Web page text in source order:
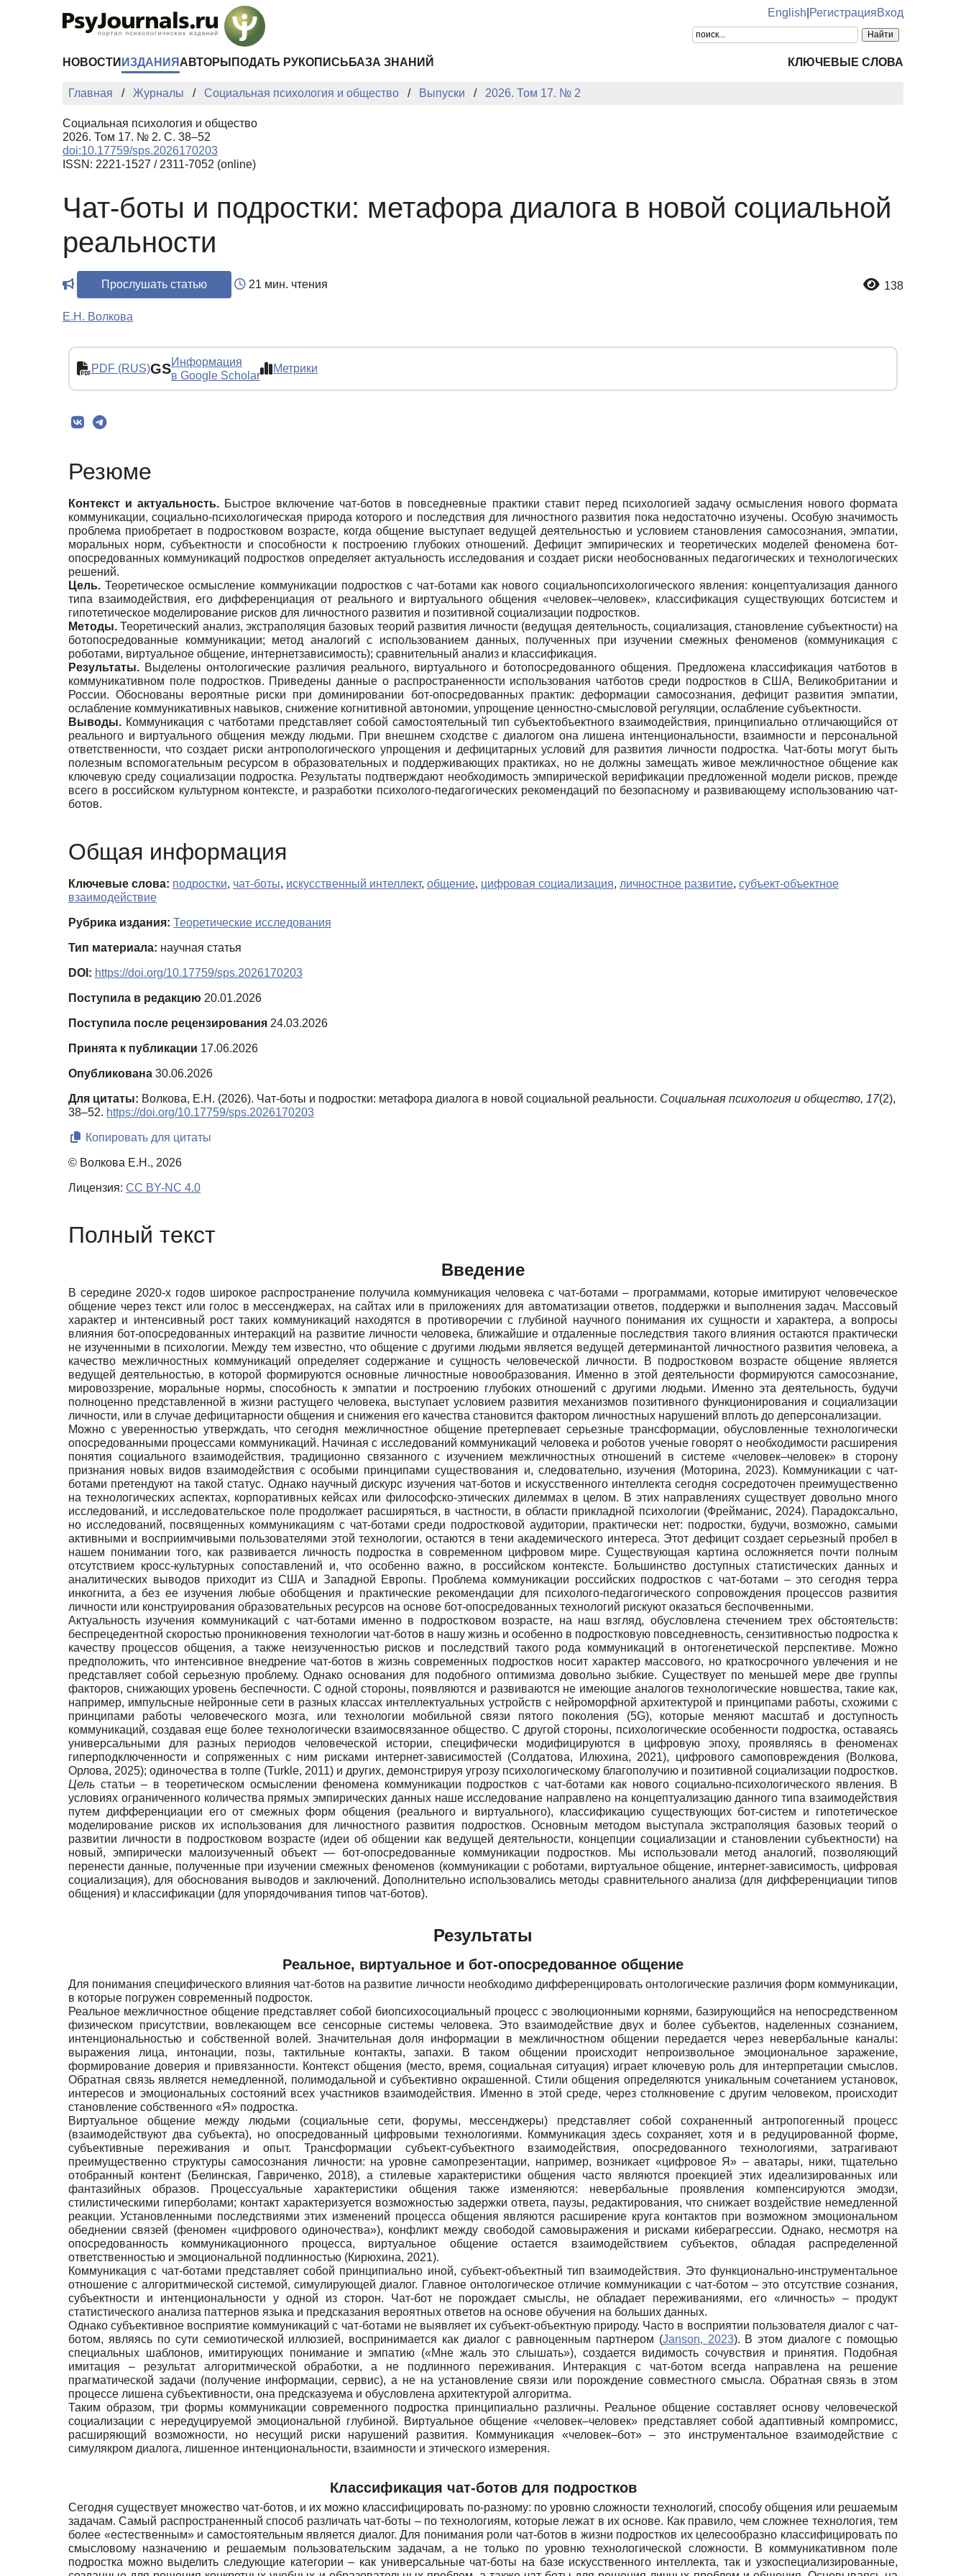
English РегистрацияВход
НОВОСТИ ИЗДАНИЯ АВТОРЫ ПОДАТЬ РУКОПИСЬ БАЗА ЗНАНИЙ КЛЮЧЕВЫЕ СЛОВА
Главная Журналы Социальная психология и общество Выпуски 2026. Том 17. № 2
Социальная психология и общество
2026. Том 17. № 2. С. 38–52
doi:10.17759/sps.2026170203
ISSN: 2221-1527 / 2311-7052 (online)
Чат-боты и подростки: метафора диалога в новой социальной
реальности
Прослушать статью 21 мин. чтения 138
Е.Н. Волкова
PDF (RUS)GSИнформация
в Google Scholar
Метрики
Резюме
Контекст и актуальность. Быстрое включение чат-ботов в повседневные практики ставит перед психологией задачу осмысления нового формата
коммуникации, социально-психологическая природа которого и последствия для личностного развития пока недостаточно изучены. Особую значимость
проблема приобретает в подростковом возрасте, когда общение выступает ведущей деятельностью и условием становления самосознания, эмпатии,
моральных норм, субъектности и способности к построению глубоких отношений. Дефицит эмпирических и теоретических моделей феномена бот-
опосредованных коммуникаций подростков определяет актуальность исследования и создает риски необоснованных педагогических и технологических
решений.
Цель. Теоретическое осмысление коммуникации подростков с чат-ботами как нового социальнопсихологического явления: концептуализация данного
типа взаимодействия, его дифференциация от реального и виртуального общения «человек–человек», классификация существующих ботсистем и
гипотетическое моделирование рисков для личностного развития и позитивной социализации подростков.
Методы. Теоретический анализ, экстраполяция базовых теорий развития личности (ведущая деятельность, социализация, становление субъектности) на
ботопосредованные коммуникации; метод аналогий с использованием данных, полученных при изучении смежных феноменов (коммуникация с
роботами, виртуальное общение, интернетзависимость); сравнительный анализ и классификация.
Результаты. Выделены онтологические различия реального, виртуального и ботопосредованного общения. Предложена классификация чатботов в
коммуникативном поле подростков. Приведены данные о распространенности использования чатботов среди подростков в США, Великобритании и
России. Обоснованы вероятные риски при доминировании бот-опосредованных практик: деформации самосознания, дефицит развития эмпатии,
ослабление коммуникативных навыков, снижение когнитивной автономии, упрощение ценностно-смысловой регуляции, ослабление субъектности.
Выводы. Коммуникация с чатботами представляет собой самостоятельный тип субъектобъектного взаимодействия, принципиально отличающийся от
реального и виртуального общения между людьми. При внешнем сходстве с диалогом она лишена интенциональности, взаимности и персональной
ответственности, что создает риски антропологического упрощения и дефицитарных условий для развития личности подростка. Чат-боты могут быть
полезным вспомогательным ресурсом в образовательных и поддерживающих практиках, но не должны замещать живое межличностное общение как
ключевую среду социализации подростка. Результаты подтверждают необходимость эмпирической верификации предложенной модели рисков, прежде
всего в российском культурном контексте, и разработки психолого-педагогических рекомендаций по безопасному и развивающему использованию чат-
ботов.
Общая информация
Ключевые слова: подростки, чат-боты, искусственный интеллект, общение, цифровая социализация, личностное развитие, субъект-объектное
взаимодействие
Рубрика издания: Теоретические исследования
Тип материала: научная статья
DOI: https://doi.org/10.17759/sps.2026170203
Поступила в редакцию 20.01.2026
Поступила после рецензирования 24.03.2026
Принята к публикации 17.06.2026
Опубликована 30.06.2026
Для цитаты: Волкова, Е.Н. (2026). Чат-боты и подростки: метафора диалога в новой социальной реальности. Социальная психология и общество, 17(2),
38–52. https://doi.org/10.17759/sps.2026170203
Копировать для цитаты
© Волкова Е.Н., 2026
Лицензия: CC BY-NC 4.0
Полный текст
Введение
В середине 2020-х годов широкое распространение получила коммуникация человека с чат-ботами – программами, которые имитируют человеческое
общение через текст или голос в мессенджерах, на сайтах или в приложениях для автоматизации ответов, поддержки и выполнения задач. Массовый
характер и интенсивный рост таких коммуникаций находятся в противоречии с глубиной научного понимания их сущности и характера, а вопросы
влияния бот-опосредованных интеракций на развитие личности человека, ближайшие и отдаленные последствия такого влияния остаются практически
не изученными в психологии. Между тем известно, что общение с другими людьми является ведущей детерминантой личностного развития человека, а
качество межличностных коммуникаций определяет содержание и сущность человеческой личности. В подростковом возрасте общение является
ведущей деятельностью, в которой формируются основные личностные новообразования. Именно в этой деятельности формируются самосознание,
мировоззрение, моральные нормы, способность к эмпатии и построению глубоких отношений с другими людьми. Именно эта деятельность, будучи
полноценно представленной в жизни растущего человека, выступает условием развития механизмов позитивного функционирования и социализации
личности, или в случае дефицитарности общения и снижения его качества становится фактором личностных нарушений вплоть до деперсонализации.
Можно с уверенностью утверждать, что сегодня межличностное общение претерпевает серьезные трансформации, обусловленные технологически
опосредованными процессами коммуникаций. Начиная с исследований коммуникаций человека и роботов ученые говорят о необходимости расширения
понятия социального взаимодействия, традиционно связанного с изучением межличностных отношений в системе «человек–человек» в сторону
признания новых видов взаимодействия с особыми принципами существования и, следовательно, изучения (Моторина, 2023). Коммуникации с чат-
ботами претендуют на такой статус. Однако научный дискурс изучения чат-ботов и искусственного интеллекта сегодня сосредоточен преимущественно
на технологических аспектах, корпоративных кейсах или философско-этических дилеммах в целом. В этих направлениях существует довольно много
исследований, и исследовательское поле продолжает расширяться, в частности, в области прикладной психологии (Фрейманис, 2024). Парадоксально,
но исследований, посвященных коммуникациям с чат-ботами среди подростковой аудитории, практически нет: подростки, будучи, возможно, самыми
активными и восприимчивыми пользователями этой технологии, остаются в тени академического интереса. Этот дефицит создает серьезный пробел в
нашем понимании того, как развивается личность подростка в современном цифровом мире. Существующая картина осложняется почти полным
отсутствием кросс-культурных сопоставлений и, что особенно важно, в российском контексте. Большинство доступных статистических данных и
аналитических выводов приходит из США и Западной Европы. Проблема коммуникации российских подростков с чат-ботами – это сегодня терра
инкогнита, а без ее изучения любые обобщения и практические рекомендации для психолого-педагогического сопровождения процессов развития
личности или конструирования образовательных ресурсов на основе бот-опосредованных технологий рискуют оказаться беспочвенными.
Актуальность изучения коммуникаций с чат-ботами именно в подростковом возрасте, на наш взгляд, обусловлена стечением трех обстоятельств:
беспрецедентной скоростью проникновения технологии чат-ботов в нашу жизнь и особенно в подростковую повседневность, сензитивностью подростка к
качеству процессов общения, а также неизученностью рисков и последствий такого рода коммуникаций в онтогенетической перспективе. Можно
предположить, что интенсивное внедрение чат-ботов в жизнь современных подростков носит характер массового, но краткосрочного увлечения и не
представляет собой серьезную проблему. Однако основания для подобного оптимизма довольно зыбкие. Существует по меньшей мере две группы
факторов, снижающих уровень беспечности. С одной стороны, появляются и развиваются не имеющие аналогов технологические новшества, такие как,
например, импульсные нейронные сети в разных классах интеллектуальных устройств с нейроморфной архитектурой и принципами работы, схожими с
принципами работы человеческого мозга, или технологии мобильной связи пятого поколения (5G), которые меняют масштаб и доступность
коммуникаций, создавая еще более технологически взаимосвязанное общество. С другой стороны, психологические особенности подростка, оставаясь
универсальными для разных периодов человеческой истории, специфически модифицируются в цифровую эпоху, проявляясь в феноменах
гиперподключенности и сопряженных с ним рисками интернет-зависимостей (Солдатова, Илюхина, 2021), цифрового самоповреждения (Волкова,
Орлова, 2025); одиночества в толпе (Turkle, 2011) и других, демонстрируя угрозу психологическому благополучию и позитивной социализации подростков.
Цель статьи – в теоретическом осмыслении феномена коммуникации подростков с чат-ботами как нового социально-психологического явления. В
условиях ограниченного количества прямых эмпирических данных наше исследование направлено на концептуализацию данного типа взаимодействия
путем дифференциации его от смежных форм общения (реального и виртуального), классификацию существующих бот-систем и гипотетическое
моделирование рисков их использования для личностного развития подростков. Основным методом выступала экстраполяция базовых теорий о
развитии личности в подростковом возрасте (идеи об общении как ведущей деятельности, концепции социализации и становлении субъектности) на
новый, эмпирически малоизученный объект — бот-опосредованные коммуникации подростков. Мы использовали метод аналогий, позволяющий
перенести данные, полученные при изучении смежных феноменов (коммуникации с роботами, виртуальное общение, интернет-зависимость, цифровая
социализация), для обоснования выводов и заключений. Дополнительно использовались методы сравнительного анализа (для дифференциации типов
общения) и классификации (для упорядочивания типов чат-ботов).
Результаты
Реальное, виртуальное и бот-опосредованное общение
Для понимания специфического влияния чат-ботов на развитие личности необходимо дифференцировать онтологические различия форм коммуникации,
в которые погружен современный подросток.
Реальное межличностное общение представляет собой биопсихосоциальный процесс с эволюционными корнями, базирующийся на непосредственном
физическом присутствии, вовлекающем все сенсорные системы человека. Это взаимодействие двух и более субъектов, наделенных сознанием,
интенциональностью и собственной волей. Значительная доля информации в межличностном общении передается через невербальные каналы:
выражения лица, интонации, позы, тактильные контакты, запахи. В таком общении происходит непроизвольное эмоциональное заражение,
формирование доверия и привязанности. Контекст общения (место, время, социальная ситуация) играет ключевую роль для интерпретации смыслов.
Обратная связь является немедленной, полимодальной и субъективно окрашенной. Стили общения определяются уникальным сочетанием установок,
интересов и эмоциональных состояний всех участников взаимодействия. Именно в этой среде, через столкновение с другим человеком, происходит
становление собственного «Я» подростка.
Виртуальное общение между людьми (социальные сети, форумы, мессенджеры) представляет собой сохраненный антропогенный процесс
(взаимодействуют два субъекта), но опосредованный цифровыми технологиями. Коммуникация здесь сохраняет, хотя и в редуцированной форме,
субъективные переживания и опыт. Трансформации субъект-субъектного взаимодействия, опосредованного технологиями, затрагивают
преимущественно структуры самосознания личности: на уровне самопрезентации, например, возникает «цифровое Я» – аватары, ники, тщательно
отобранный контент (Белинская, Гавриченко, 2018), а стилевые характеристики общения часто являются проекцией этих идеализированных или
фантазийных образов. Процессуальные характеристики общения также изменяются: невербальные проявления компенсируются эмодзи,
стилистическими гиперболами; контакт характеризуется возможностью задержки ответа, паузы, редактирования, что снижает воздействие немедленной
реакции. Установленными последствиями этих изменений процесса общения являются расширение круга контактов при возможном эмоциональном
обеднении связей (феномен «цифрового одиночества»), конфликт между свободой самовыражения и рисками киберагрессии. Однако, несмотря на
опосредованность коммуникационного процесса, виртуальное общение остается взаимодействием субъектов, обладая распределенной
ответственностью и эмоциональной подлинностью (Кирюхина, 2021).
Коммуникация с чат-ботами представляет собой принципиально иной, субъект-объектный тип взаимодействия. Это функционально-инструментальное
отношение с алгоритмической системой, симулирующей диалог. Главное онтологическое отличие коммуникации с чат-ботом – это отсутствие сознания,
субъектности и интенциональности у одной из сторон. Чат-бот не порождает смыслы, не обладает переживаниями, его «личность» – продукт
статистического анализа паттернов языка и предсказания вероятных ответов на основе обучения на больших данных.
Однако субъективное восприятие коммуникаций с чат-ботами не выявляет их субъект-объектную природу. Часто в восприятии пользователя диалог с чат-
ботом, являясь по сути семиотической иллюзией, воспринимается как диалог с равноценным партнером (Janson, 2023). В этом диалоге с помощью
специальных шаблонов, имитирующих понимание и эмпатию («Мне жаль это слышать»), создается видимость сочувствия и принятия. Подобная
имитация – результат алгоритмической обработки, а не подлинного переживания. Интеракция с чат-ботом всегда направлена на решение
прагматической задачи (получение информации, сервис), а не на установление связи или порождение совместного смысла. Обратная связь в этом
процессе лишена субъективности, она предсказуема и обусловлена архитектурой алгоритма.
Таким образом, три формы коммуникации современного подростка принципиально различны. Реальное общение составляет основу человеческой
социализации с нередуцируемой эмоциональной глубиной. Виртуальное общение «человек–человек» представляет собой адаптивный компромисс,
расширяющий возможности, но несущий риски нарушений развития. Коммуникация «человек–бот» – это инструментальное взаимодействие с
симулякром диалога, лишенное интенциональности, взаимности и этического измерения.
Классификация чат-ботов для подростков
Сегодня существует множество чат-ботов, и их можно классифицировать по-разному: по уровню сложности технологий, способу общения или решаемым
задачам. Самый распространенный способ различать чат-боты – по технологиям, которые лежат в их основе. Как правило, чем сложнее технология, тем
более «естественным» и самостоятельным является диалог. Для понимания роли чат-ботов в жизни подростков их целесообразно классифицировать по
смысловому назначению и решаемым пользовательским задачам, а не только по уровню технологической сложности. В коммуникативном поле
подростка можно выделить следующие категории – как универсальные чат-боты на базе искусственного интеллекта, так и узкоспециализированные,